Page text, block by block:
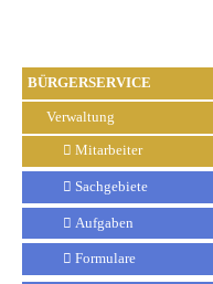
BÜRGERSERVICE
Verwaltung
Mitarbeiter
Sachgebiete
Aufgaben
Formulare